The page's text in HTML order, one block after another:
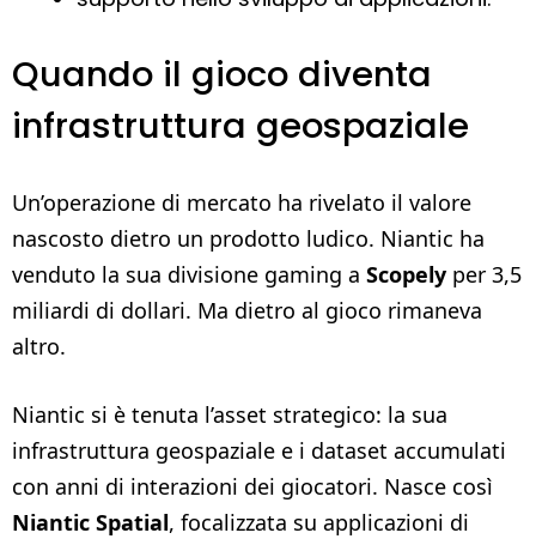
Quando il gioco diventa
infrastruttura geospaziale
Un’operazione di mercato ha rivelato il valore
nascosto dietro un prodotto ludico. Niantic ha
venduto la sua divisione gaming a Scopely per 3,5
miliardi di dollari. Ma dietro al gioco rimaneva
altro.
Niantic si è tenuta l’asset strategico: la sua
infrastruttura geospaziale e i dataset accumulati
con anni di interazioni dei giocatori. Nasce così
Niantic Spatial, focalizzata su applicazioni di